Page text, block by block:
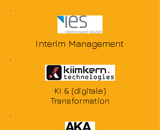
Interim Management
KI & (digitale)
Transformation